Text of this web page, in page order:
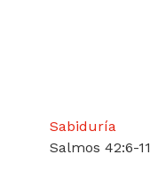
Sabiduría
Salmos 42:6-11